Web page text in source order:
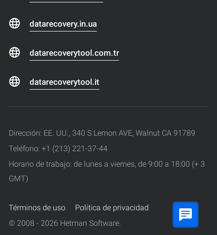
datarecovery.in.ua
datarecoverytool.com.tr
datarecoverytool.it
Dirección: EE. UU., 340 S Lemon AVE, Walnut CA 91789
Teléfono: +1 (213) 221-37-44
Horario de trabajo: de lunes a viernes, de 9:00 a 18:00 (+ 3
GMT)
Términos de uso
Política de privacidad
© 2008 - 2026 Hetman Software.